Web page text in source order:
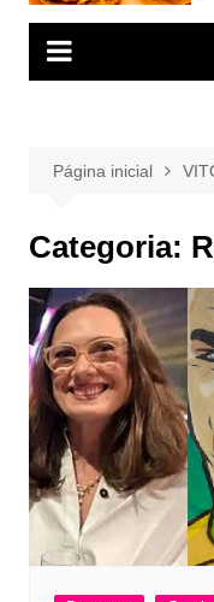
Página inicial
Categoria: